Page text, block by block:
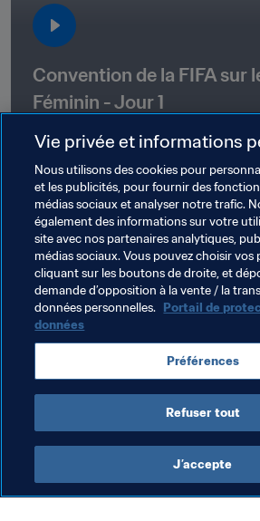
Convention de la FIFA sur
Féminin - Jour 1
06:21:31 18 août 2023
Thèmes en lien
Football Féminin Organisation
AFC
Vie privée et informations
Nous utilisons des cookies pour
et les publicités, pour fournir des
médias sociaux et analyser notre trafic.
également des informations sur votre
site avec nos partenaires analytiques,
médias sociaux. Vous pouvez choisir vos
cliquant sur les boutons de droite, et
demande d’opposition à la vente / la
données personnelles. Portail de
données
Préférences
Refuser tout
J’accepte